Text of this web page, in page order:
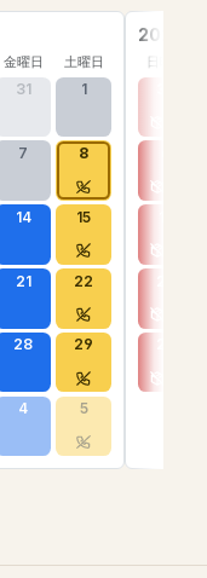
金曜日 土曜日
31 1
7 8
14 15
21 22
28 29
4 5
2026年
日曜日